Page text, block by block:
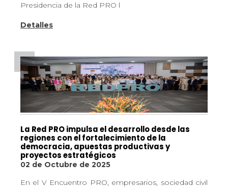
Presidencia de la Red PRO l
Detalles
La Red PRO impulsa el desarrollo desde las
regiones con el fortalecimiento de la
democracia, apuestas productivas y
proyectos estratégicos
02 de Octubre de 2025
En el V Encuentro PRO, empresarios, sociedad civil